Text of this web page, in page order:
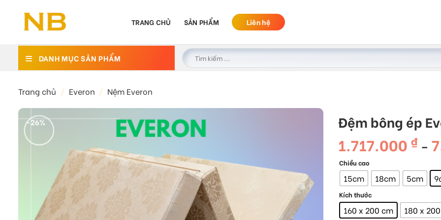
dung
TRANG CHỦ SẢN PHẨM Liên hệ
DANH MỤC SẢN PHẨM
Trang chủ / Everon / Nệm Everon
-26% Đệm bông ép
1.717.000 ₫ –
Chiều cao
15cm 18cm 5cm
Kích thước
160 x 200 cm 180 x